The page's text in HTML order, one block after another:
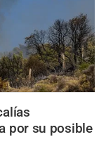
por su posible